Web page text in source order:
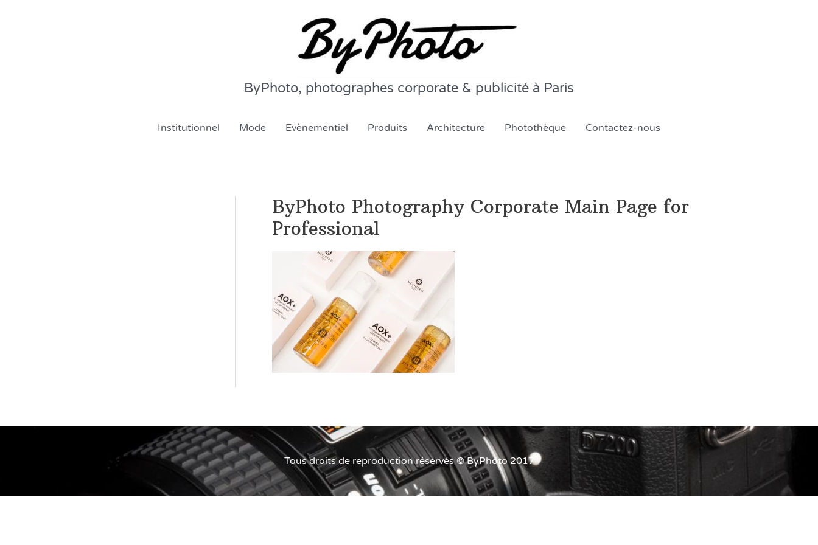
ByPhoto, photographes corporate & publicité à Paris
Institutionnel Mode Evènementiel Produits Architecture Photothèque Contactez-nous
ByPhoto Photography Corporate Main Page for
Professional
Tous droits de reproduction réservés © ByPhoto 2017